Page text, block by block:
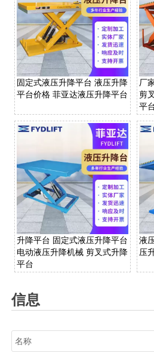
固定式液压升降平台 液压升降
平台价格 菲亚达液压升降平台
厂
剪
平
升降平台 固定式液压升降平台
电动液压升降机械 剪叉式升降
平台
液
压
信息